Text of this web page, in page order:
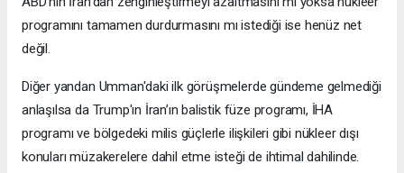
programını tamamen durdurmasını mı istediği ise henüz net
değil.
Diğer yandan Umman'daki ilk görüşmelerde gündeme gelmediği
anlaşılsa da Trump'ın İran’ın balistik füze programı, İHA
programı ve bölgedeki milis güçlerle ilişkileri gibi nükleer dışı
konuları müzakerelere dahil etme isteği de ihtimal dahilinde.